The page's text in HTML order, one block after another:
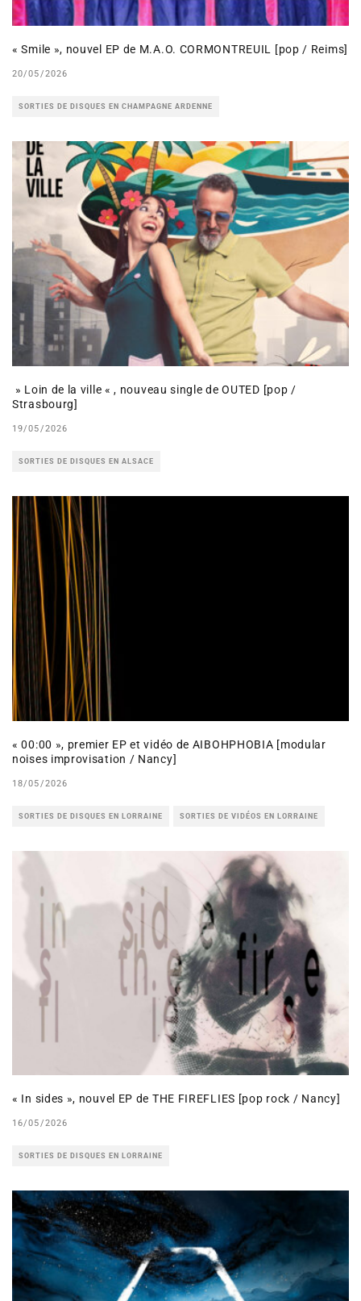
« Smile », nouvel EP de M.A.O. CORMONTREUIL [pop / Reims]
20/05/2026
SORTIES DE DISQUES EN CHAMPAGNE ARDENNE
» Loin de la ville « , nouveau single de OUTED [pop /
Strasbourg]
19/05/2026
SORTIES DE DISQUES EN ALSACE
« 00:00 », premier EP et vidéo de AIBOHPHOBIA [modular
noises improvisation / Nancy]
18/05/2026
SORTIES DE DISQUES EN LORRAINE SORTIES DE VIDÉOS EN LORRAINE
« In sides », nouvel EP de THE FIREFLIES [pop rock / Nancy]
16/05/2026
SORTIES DE DISQUES EN LORRAINE